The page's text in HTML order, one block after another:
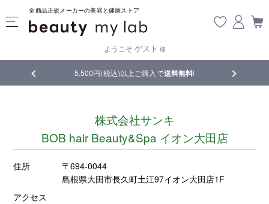
全商品正規メーカーの美容と健康ストア
ようこそ ゲスト 様
5,500円(税込)以上ご購入で送料無料! 【重要】
株式会社サンキ
BOB hair Beauty&Spa イオン大田店
住所
〒694-0044
島根県大田市長久町土江97イオン大田店1F
アクセス